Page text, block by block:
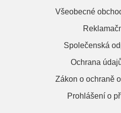
Všeobecné
Společenská
Ochrana
Zákon o ochraně
Prohlášení o